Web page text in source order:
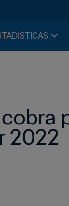
2022